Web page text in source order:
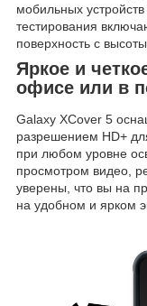
мобильных
тестирования
поверхность с
Яркое и
офисе или в
Galaxy XCover 5
разрешением HD+
при любом уровне
просмотром видео,
уверены, что вы на
на удобном и ярком